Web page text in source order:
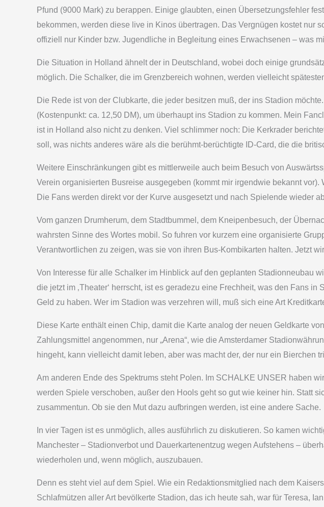
Pfund (9000 Mark) zu berappen. Einige glaubten, einen Übersetzungsfehler
bekommen, werden diese live in Kinos übertragen. Das Vergnügen kostet nur
offiziell nur Kinder bzw. Jugendliche in Begleitung eines Erwachsenen – was
Die Situation in Holland ähnelt der in Deutschland, wobei doch einige
möglich. Die Schalker, die im Grenzbereich wohnen, werden vielleicht
Die Rede ist von der Clubkarte, die jeder besitzen muß, der ins Stadion
(Kostenpunkt: ca. 12,50 DM), um überhaupt ins Stadion zu kommen. Mein
ist in Holland also nicht zu denken. Viel schlimmer noch: Die Kerkrader
soll, was nichts anderes wäre als die berühmt-berüchtigte ID-Card, die die
Weitere Einschränkungen gibt es mittlerweile auch beim Besuch von
Verein organisierten Busreise ausgegeben (kommt mir irgendwie bekannt
Die Fans werden direkt vor der Kurve ausgesetzt und nach Spielende wieder
Vom ganzen Drumherum, dem Stadtbummel, dem Kneipenbesuch, der
wahrsten Sinne des Wortes mobil. So fuhren vor kurzem eine organisierte
Verantwortlichen zu zeigen, was sie von ihren Bus-Kombikarten halten. Jetzt
Von Interesse für alle Schalker im Hinblick auf den geplanten Stadionneubau
die jetzt im ‚Theater‘ herrscht, ist es geradezu eine Frechheit, was den Fans
Geld zu haben. Wer im Stadion was verzehren will, muß sich eine Art
Diese Karte enthält einen Chip, damit die Karte analog der neuen Geldkarte
Zahlungsmittel angenommen, nur „Arena“, wie die Amsterdamer
hingeht, kann vielleicht damit leben, aber was macht der, der nur ein Bierchen
Am anderen Ende des Spektrums steht Polen. Im SCHALKE UNSER haben
werden Spiele verschoben, außer den Hools geht so gut wie keiner hin. Statt
zusammentun. Ob sie den Mut dazu aufbringen werden, ist eine andere Sache.
In vier Tagen ist es unmöglich, alles ausführlich zu diskutieren. So kamen
Manchester – Stadionverbot und Dauerkartenentzug wegen Aufstehens –
wiederholen und, wenn möglich, auszubauen.
Denn es steht viel auf dem Spiel. Wie ein Redaktionsmitglied nach dem
Schlafmützen aller Art bevölkerte Stadion, das ich heute sah, war für Teresa,